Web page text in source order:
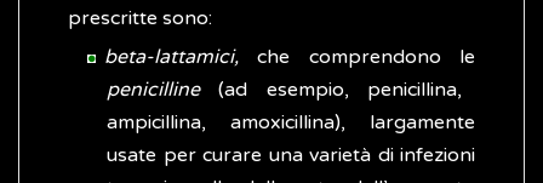
prescritte sono:
beta-lattamici,che comprendono le
penicilline(ad esempio, penicillina,
ampicillina, amoxicillina), largamente
usate per curare una varietà di infezioni